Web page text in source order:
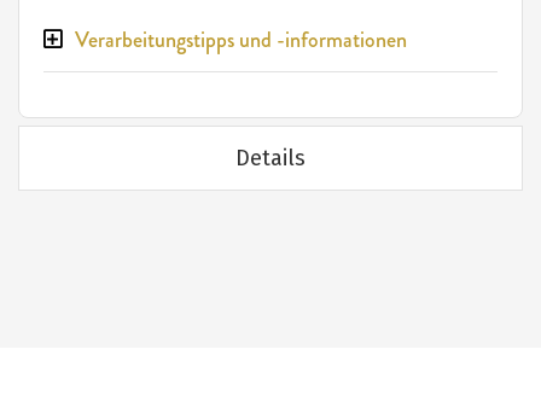
Verarbeitungstipps und -informationen
Details